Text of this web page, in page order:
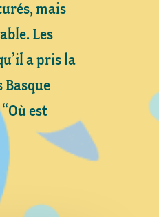
mais
Les
a pris la
Basque
est